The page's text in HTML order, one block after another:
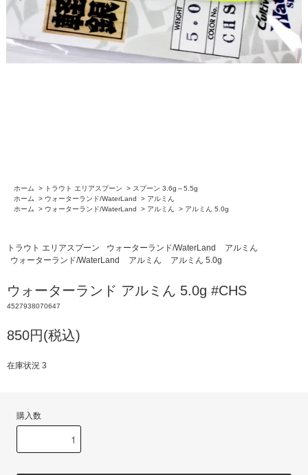
ホーム > トラウト エリアスプーン > スプーン 3.6g～5.5g
ホーム
> ウォーターランド/WaterLand > アルミん
ホーム
> ウォーターランド/WaterLand > アルミん > アルミん 5.0g
トラウト エリアスプーン ウォーターランド/WaterLand
アルミん
ウォーターランド/WaterLand
アルミん アルミん 5.0g
ウォーターランド アルミん 5.0g #CHS
4527938070647
850円(税込)
在庫状況 3
購入数